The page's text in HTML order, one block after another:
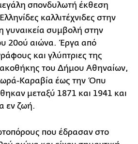
σπονδυλωτή έκθεση
καλλιτέχνιδες στην
γυναικεία συμβολή στην
20ού αιώνα. Έργα από
και γλύπτριες της
του Δήμου Αθηναίων,
Καραβία έως την Όπυ
μεταξύ 1871 και 1941 και
εν ζωή.
που έδρασαν στο